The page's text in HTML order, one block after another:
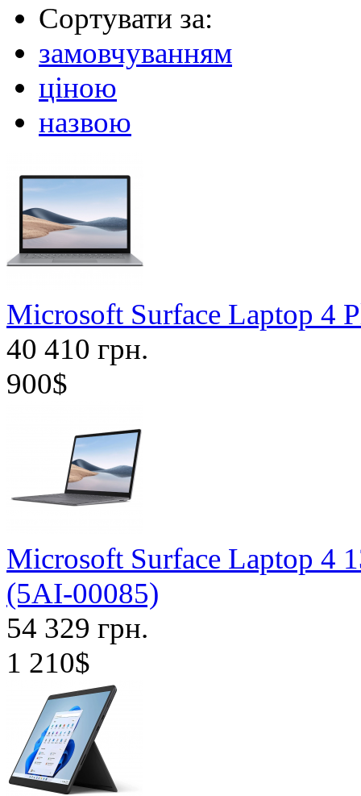
Сортувати за:
замовчуванням
ціною
назвою
Microsoft Surface Laptop 4
40 410 грн.
900$
Microsoft Surface Laptop 4
(5AI-00085)
54 329 грн.
1 210$